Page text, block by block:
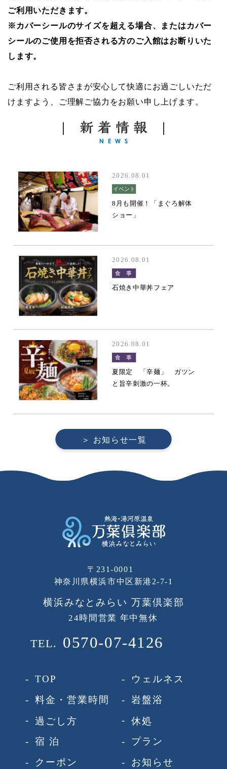
ご利用いただきます。
※カバーシールのサイズを超える場合、またはカバー
シールのご使用を拒否される方のご入館はお断りいた
します。
ご利用される皆さまが安心して快適にお過ごしいただ
けますよう、ご理解ご協力をお願い申し上げます。
イベント
8月も開催！「まぐろ解体
ショー」
2026.08.01
食 事
石焼き中華丼フェア
2026.08.01
食 事
夏限定 「辛麺」 ガツン
と旨辛刺激の一杯。
2026.08.01
〒231-0001
神奈川県横浜市中区新港2-7-1
横浜みなとみらい 万葉倶楽部
24時間営業 年中無休
0570-07-4126
TEL.
TOP
-
料金・営業時間
-
過ごし方
-
宿 泊
-
クーポン
-
ウェルネス
-
岩盤浴
-
休処
-
プラン
-
お知らせ
-